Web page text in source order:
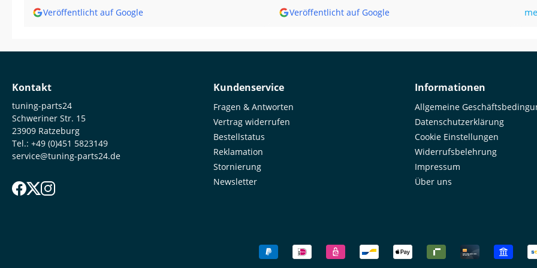
Veröffentlicht auf Google
Veröffentlicht auf Google
Kontakt
tuning-parts24
Schweriner Str. 15
23909 Ratzeburg
Tel.: +49 (0)451 5823149
service@tuning-parts24.de
Kundenservice
Fragen & Antworten
Vertrag widerrufen
Bestellstatus
Reklamation
Stornierung
Newsletter
Informationen
Allgemeine
Datenschutzerklärung
Cookie Einstellungen
Widerrufsbelehrung
Impressum
Über uns